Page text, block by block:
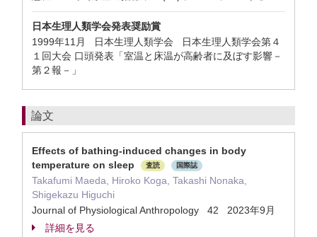
日本生理人類学会発表奨励賞
1999年11月 日本生理人類学会 日本生理人類学会第４
１回大会 口頭発表「室温と床温が高齢者に及ぼす影響－
第２報－」
論文
Effects of bathing-induced changes in body
temperature on sleep
査読 国際誌
Takafumi Maeda, Hiroko Koga, Takashi Nonaka,
Shigekazu Higuchi
Journal of Physiological Anthropology 42 2023年9月
詳細を見る